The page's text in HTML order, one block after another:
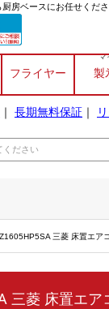
房ベースにお任せくださ
マ
フライヤー 製
｜ 長期無料保証 ｜
三菱 床置エアコン 6馬力 三相200V 《
三菱 床置エア